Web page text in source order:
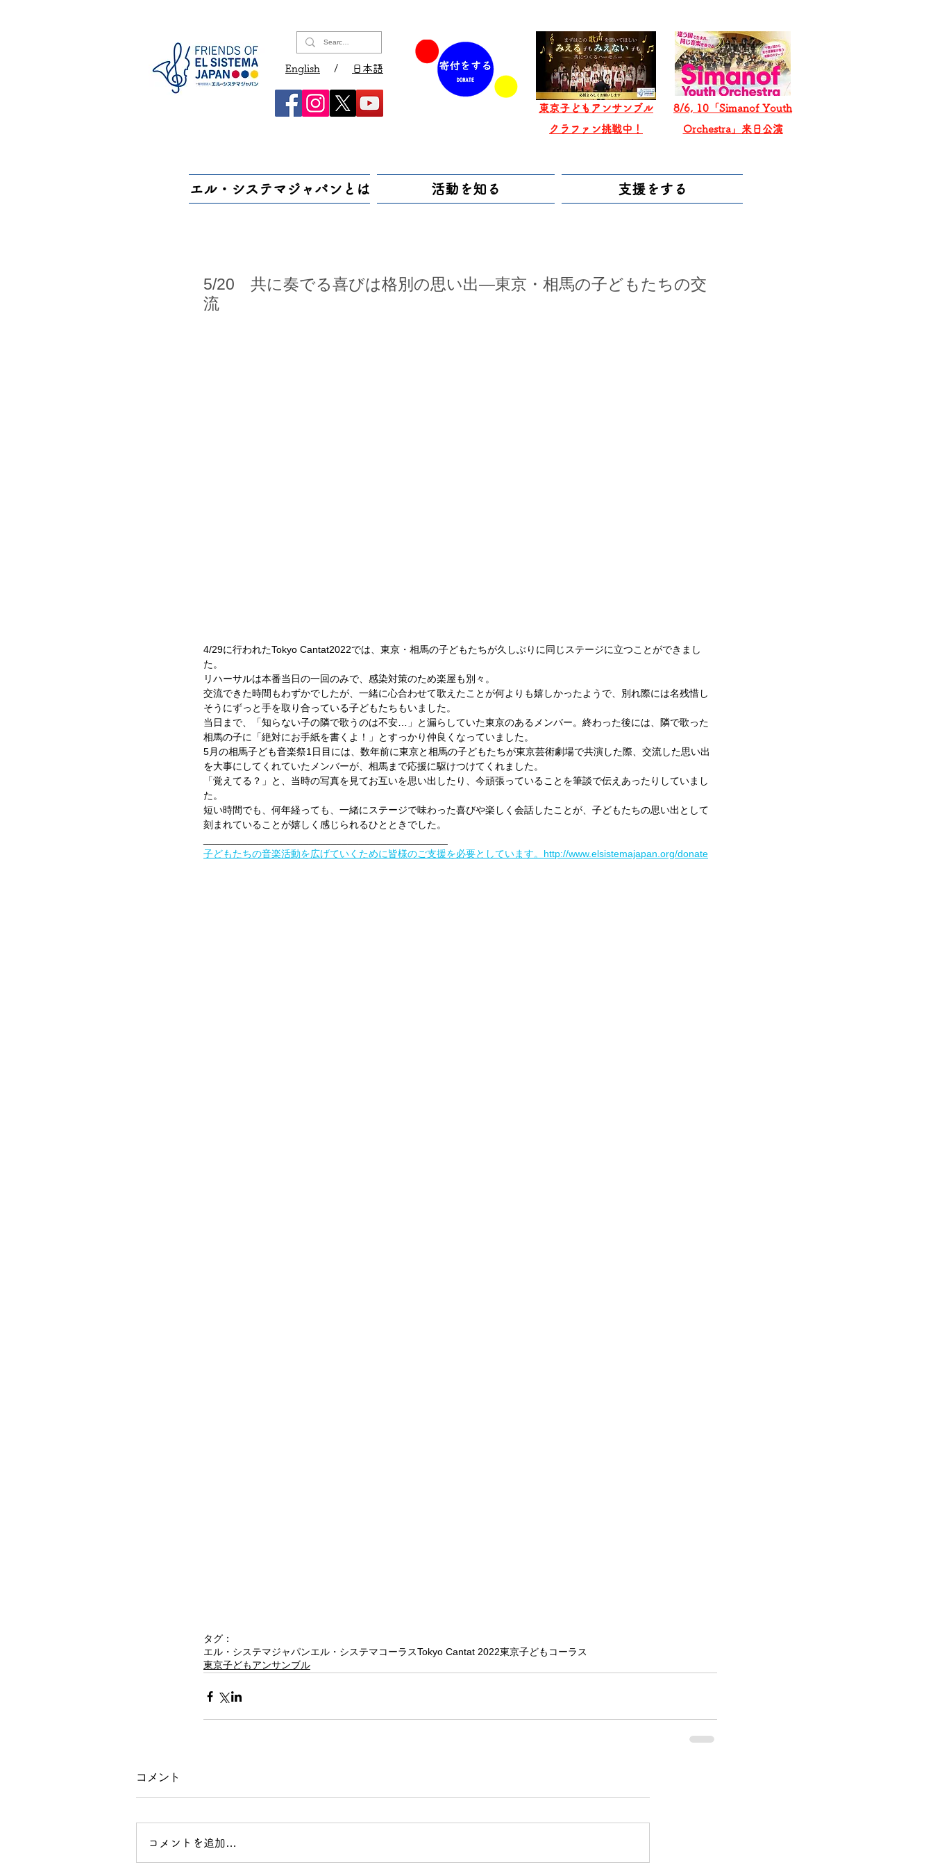
English / 日本語
東京子どもアンサンブル
​クラファン挑戦中！
8/6, 10「Simanof Youth
Orchestra」来日公演
エル・システマジャパンとは 活動を知る 支援をする
5/20 共に奏でる喜びは格別の思い出—東京・相馬の子どもたちの交
流
4/29に行われたTokyo Cantat2022では、東京・相馬の子どもたちが久しぶりに同じステージに立つことができまし
た。
リハーサルは本番当日の一回のみで、感染対策のため楽屋も別々。
交流できた時間もわずかでしたが、一緒に心合わせて歌えたことが何よりも嬉しかったようで、別れ際には名残惜し
そうにずっと手を取り合っている子どもたちもいました。
当日まで、「知らない子の隣で歌うのは不安…」と漏らしていた東京のあるメンバー。終わった後には、隣で歌った
相馬の子に「絶対にお手紙を書くよ！」とすっかり仲良くなっていました。
5月の相馬子ども音楽祭1日目には、数年前に東京と相馬の子どもたちが東京芸術劇場で共演した際、交流した思い出
を大事にしてくれていたメンバーが、相馬まで応援に駆けつけてくれました。
「覚えてる？」と、当時の写真を見てお互いを思い出したり、今頑張っていることを筆談で伝えあったりしていまし
た。
短い時間でも、何年経っても、一緒にステージで味わった喜びや楽しく会話したことが、子どもたちの思い出として
刻まれていることが嬉しく感じられるひとときでした。
子どもたちの音楽活動を広げていくために皆様のご支援を必要としています。http://www.elsistemajapan.org/donate
タグ：
エル・システマジャパンエル・システマコーラスTokyo Cantat 2022東京子どもコーラス
東京子どもアンサンブル
コメント
コメントを追加…